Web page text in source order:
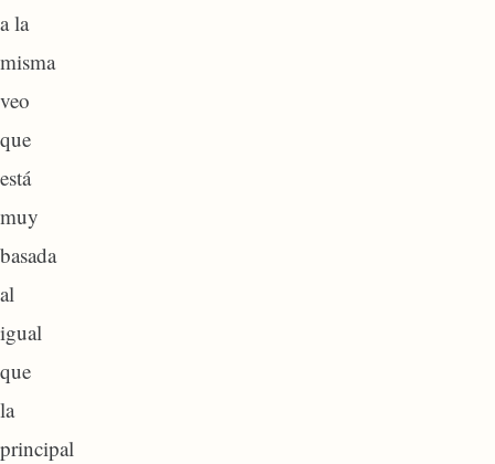
a la
misma
veo
que
está
muy
basada
al
igual
que
la
principal